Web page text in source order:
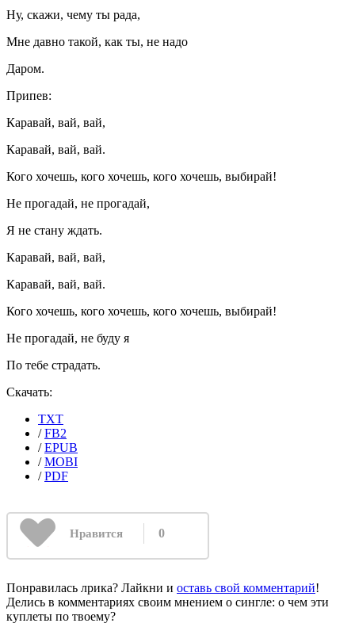
Ну, скажи, чему ты рада,
Мне давно такой, как ты, не надо
Даром.
Припев:
Каравай, вай, вай,
Каравай, вай, вай.
Кого хочешь, кого хочешь, кого хочешь, выбирай!
Не прогадай, не прогадай,
Я не стану ждать.
Каравай, вай, вай,
Каравай, вай, вай.
Кого хочешь, кого хочешь, кого хочешь, выбирай!
Не прогадай, не буду я
По тебе страдать.
Скачать:
TXT
/FB2
/EPUB
/MOBI
/PDF
Нравится 0
Понравилась лрика? Лайкни и оставь свой комментарий!
Делись в комментариях своим мнением о сингле: о чем эти
куплеты по твоему?